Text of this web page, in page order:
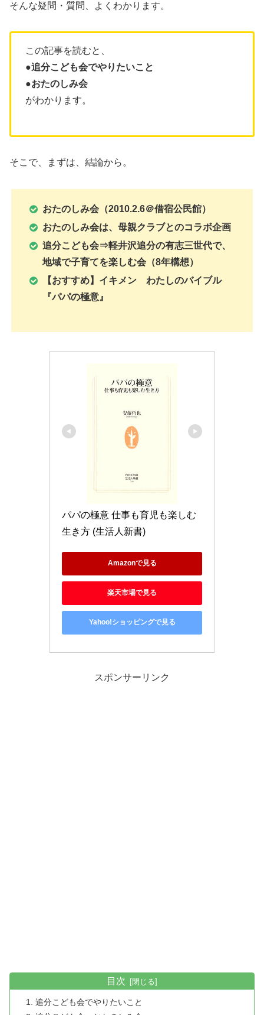
そんな疑問・質問、よくわかります。
この記事を読むと、
●追分こども会でやりたいこと
●おたのしみ会
がわかります。
そこで、まずは、結論から。
おたのしみ会 （2010.2.6＠借宿公民館）
おたのしみ会は、母親クラブとのコラボ企画
追分こども会⇒軽井沢追分の有志三世代で、
地域で子育てを楽しむ会（8年構想）
【おすすめ】イキメン わたしのバイブル
『パパの極意』
パパの極意 仕事も育児も楽しむ
生き方 (生活人新書)
Amazonで見る
楽天市場で見る
Yahoo!ショッピングで見る
スポンサーリンク
目次
追分こども会でやりたいこと